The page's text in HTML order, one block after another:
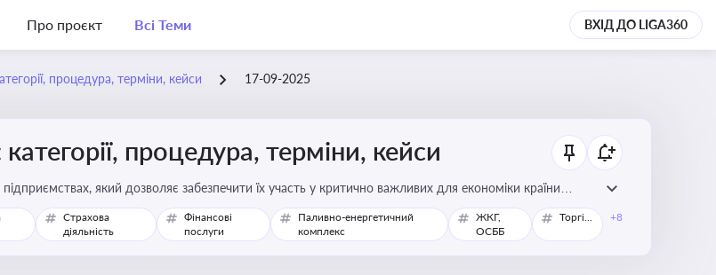
Про проєкт Всі Теми ВХІД ДО LIGA360
процедура, терміни, кейси 17-09-2025
процедура, терміни, кейси
який дозволяє забезпечити їх участь у критично важливих для економіки країни
Страхова
діяльність
Фінансові
послуги
Паливно-енергетичний
комплекс
ЖКГ,
ОСББ
Торгівля +8